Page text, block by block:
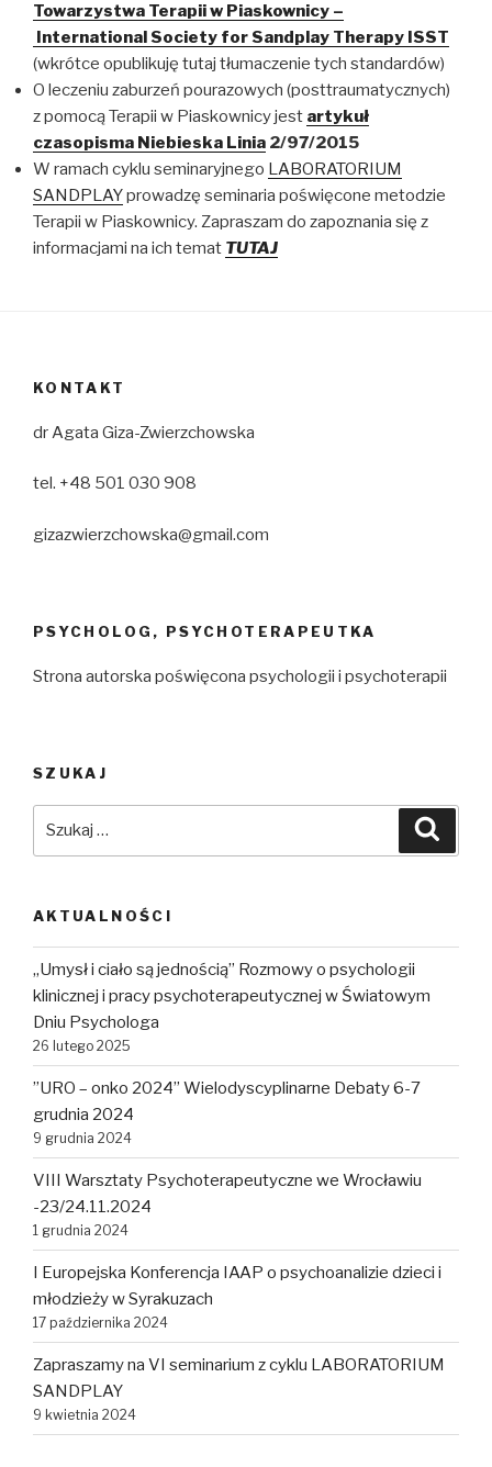
Towarzystwa Terapii w Piaskownicy –
International Society for Sandplay Therapy ISST
(wkrótce opublikuję tutaj tłumaczenie tych standardów)
O leczeniu zaburzeń pourazowych (posttraumatycznych)
z pomocą Terapii w Piaskownicy jest artykuł
czasopisma Niebieska Linia 2/97/2015
W ramach cyklu seminaryjnego LABORATORIUM
SANDPLAYprowadzę seminaria poświęcone metodzie
Terapii w Piaskownicy. Zapraszam do zapoznania się z
informacjami na ich temat TUTAJ
KONTAKT
dr Agata Giza-Zwierzchowska
tel. +48 501 030 908
gizazwierzchowska@gmail.com
PSYCHOLOG, PSYCHOTERAPEUTKA
Strona autorska poświęcona psychologii i psychoterapii
SZUKAJ
AKTUALNOŚCI
„Umysł i ciało są jednością” Rozmowy o psychologii
klinicznej i pracy psychoterapeutycznej w Światowym
Dniu Psychologa
26 lutego 2025
”URO – onko 2024” Wielodyscyplinarne Debaty 6-7
grudnia 2024
9 grudnia 2024
VIII Warsztaty Psychoterapeutyczne we Wrocławiu
-23/24.11.2024
1 grudnia 2024
I Europejska Konferencja IAAP o psychoanalizie dzieci i
młodzieży w Syrakuzach
17 października 2024
Zapraszamy na VI seminarium z cyklu LABORATORIUM
SANDPLAY
9 kwietnia 2024